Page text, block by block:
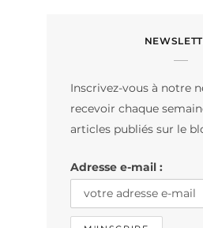
e
o
t
r
m
Inscrivez-vous à notre
recevoir chaque
articles publiés sur le
Adresse e-mail :